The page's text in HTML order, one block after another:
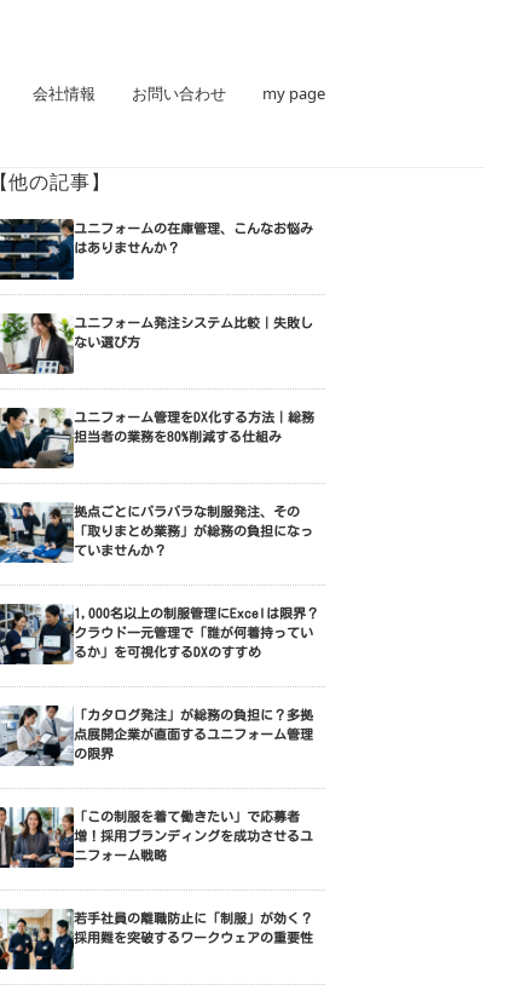
会社情報 お問い合わせ my page
【他の記事】
ユニフォームの在庫管理、こんなお悩み
はありませんか？
ユニフォーム発注システム比較｜失敗し
ない選び方
ユニフォーム管理をDX化する方法｜総務
担当者の業務を80%削減する仕組み
拠点ごとにバラバラな制服発注、その
「取りまとめ業務」が総務の負担になっ
ていませんか？
1,000名以上の制服管理にExcelは限界？
クラウド一元管理で「誰が何着持ってい
るか」を可視化するDXのすすめ
「カタログ発注」が総務の負担に？多拠
点展開企業が直面するユニフォーム管理
の限界
「この制服を着て働きたい」で応募者
増！採用ブランディングを成功させるユ
ニフォーム戦略
若手社員の離職防止に「制服」が効く？
採用難を突破するワークウェアの重要性